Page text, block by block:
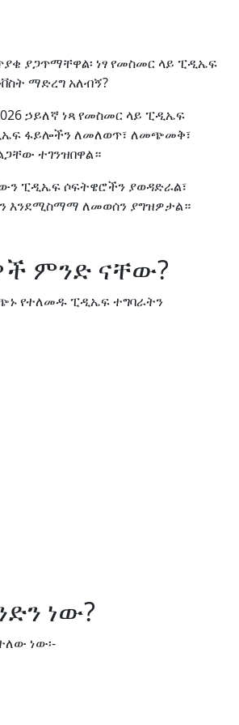
ያጋጥማቸዋል፡ ነፃ የመስመር ላይ ፒዲኤፍ
ማድረግ አለብኝ?
ኃይለኛ ነጻ የመስመር ላይ ፒዲኤፍ
ፋይሎችን ለመለወጥ፣ ለመጭመቅ፣
ተገንዝበዋል።
ፒዲኤፍ ሶፍትዌሮችን ያወዳድራል፣
እንደሚስማማ ለመወሰን ያግዝዎታል።
ምንድ ናቸው?
የተለመዱ ፒዲኤፍ ተግባራትን
ነው?
ነው፡-